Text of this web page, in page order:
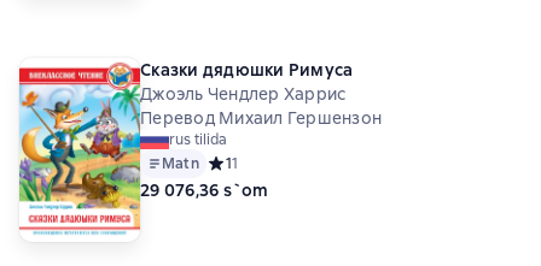
Сказки дядюшки Римуса
Джоэль Чендлер Харрис
Перевод Михаил Гершензон
rus tilida
Matn Средний рейтинг 1 на основе 1 оценок
11
29 076,36 s`om